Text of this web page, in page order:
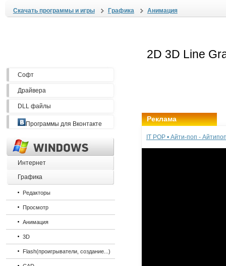
Скачать программы и игры Графика Анимация
Софт
Драйвера
DLL файлы
Программы для Вконтакте
Интернет
Графика
Редакторы
Просмотр
Анимация
3D
Flash(проигрыватели, создание...)
Реклама
IT POP • Айти-поп -